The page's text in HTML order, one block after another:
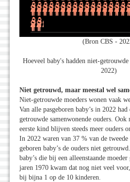
(Bron CBS -
Hoeveel baby's hadden niet-
2022)
Niet getrouwd, maar meestal wel
Niet-getrouwde moeders wonen vaak
Van alle pasgeboren baby’s in 2022
getrouwde samenwonende ouders. Ook
eerste kind blijven steeds meer ouders
In 2022 waren van 37 % van de tweede
geboren baby’s de ouders niet
baby’s die bij een alleenstaande
jaren 1970 kwam dat nog niet veel
bij bijna 1 op de 10 kinderen.